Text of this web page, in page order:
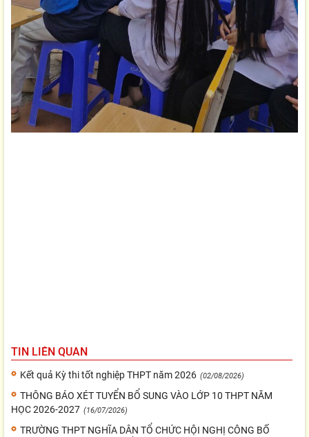
TIN LIÊN QUAN
Kết quả Kỳ thi tốt nghiệp THPT năm 2026 (02/08/2026)
THÔNG BÁO XÉT TUYỂN BỔ SUNG VÀO LỚP 10 THPT NĂM
HỌC 2026-2027 (16/07/2026)
TRƯỜNG THPT NGHĨA DÂN TỔ CHỨC HỘI NGHỊ CÔNG BỐ